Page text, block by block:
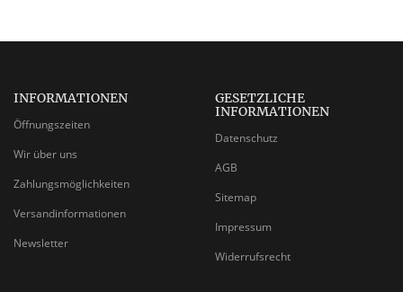
INFORMATIONEN
Öffnungszeiten
Wir über uns
Zahlungsmöglichkeiten
Versandinformationen
Newsletter
GESETZLICHE
INFORMATIONEN
Datenschutz
AGB
Sitemap
Impressum
Widerrufsrecht